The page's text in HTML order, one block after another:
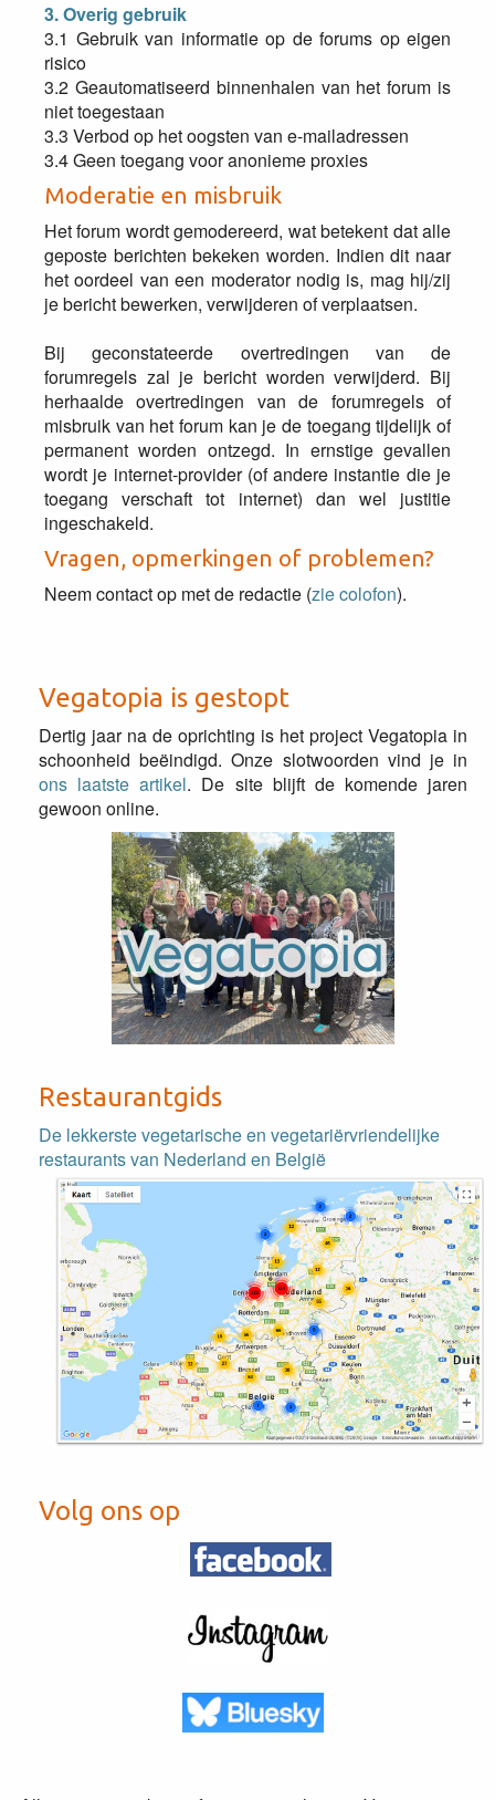
3. Overig gebruik
3.1 Gebruik van informatie op de forums op eigen
risico
3.2 Geautomatiseerd binnenhalen van het forum is
niet toegestaan
3.3 Verbod op het oogsten van e-mailadressen
3.4 Geen toegang voor anonieme proxies
Moderatie en misbruik
Het forum wordt gemodereerd, wat betekent dat alle
geposte berichten bekeken worden. Indien dit naar
het oordeel van een moderator nodig is, mag hij/zij
je bericht bewerken, verwijderen of verplaatsen.
Bij geconstateerde overtredingen van de
forumregels zal je bericht worden verwijderd. Bij
herhaalde overtredingen van de forumregels of
misbruik van het forum kan je de toegang tijdelijk of
permanent worden ontzegd. In ernstige gevallen
wordt je internet-provider (of andere instantie die je
toegang verschaft tot internet) dan wel justitie
ingeschakeld.
Vragen, opmerkingen of problemen?
Neem contact op met de redactie (zie colofon).
Vegatopia is gestopt
Dertig jaar na de oprichting is het project Vegatopia in
schoonheid beëindigd. Onze slotwoorden vind je in
ons laatste artikel. De site blijft de komende jaren
gewoon online.
Restaurantgids
De lekkerste vegetarische en vegetariërvriendelijke
restaurants van Nederland en België
Volg ons op